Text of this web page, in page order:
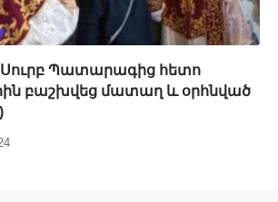
Սուրբ Պատարագից հետո
բաշխվեց մատաղ և օրհնված